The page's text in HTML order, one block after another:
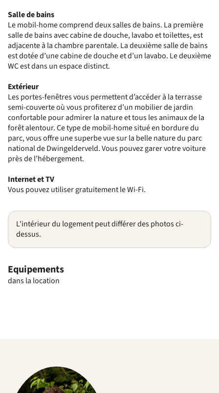
Salle de bains
Le mobil-home comprend deux salles de bains. La première
salle de bains avec cabine de douche, lavabo et toilettes, est
adjacente à la chambre parentale. La deuxième salle de bains
est dotée d’une cabine de douche et d’un lavabo. Le deuxième
WC est dans un espace distinct.
Extérieur
Les portes-fenêtres vous permettent d’accéder à la terrasse
semi-couverte où vous profiterez d’un mobilier de jardin
confortable pour admirer la nature et tous les animaux de la
forêt alentour. Ce type de mobil-home situé en bordure du
parc, vous offre une superbe vue sur la belle nature du parc
national de Dwingelderveld. Vous pouvez garer votre voiture
près de l’hébergement.
Internet et TV
Vous pouvez utiliser gratuitement le Wi-Fi.
L'intérieur du logement peut différer des photos ci-
dessus.
Equipements
dans la location